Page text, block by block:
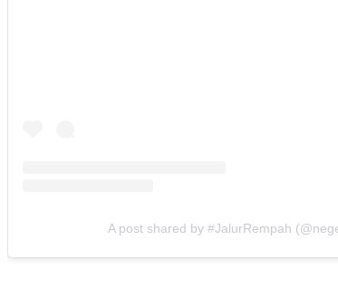
A post shared by #JalurRempah